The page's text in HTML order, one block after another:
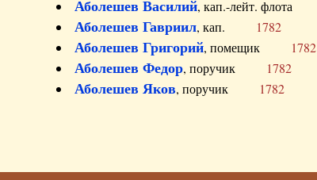
Аболешев Василий, кап.-лейт. флота
Аболешев Гавриил, кап. 1782
Аболешев Григорий, помещик 1782
Аболешев Федор, поручик 1782
Аболешев Яков, поручик 1782